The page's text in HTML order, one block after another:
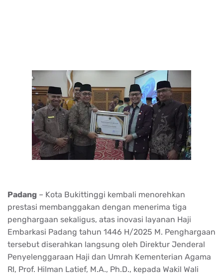
Padang – Kota Bukittinggi kembali menorehkan
prestasi membanggakan dengan menerima tiga
penghargaan sekaligus, atas inovasi layanan Haji
Embarkasi Padang tahun 1446 H/2025 M. Penghargaan
tersebut diserahkan langsung oleh Direktur Jenderal
Penyelenggaraan Haji dan Umrah Kementerian Agama
RI, Prof. Hilman Latief, M.A., Ph.D., kepada Wakil Wali